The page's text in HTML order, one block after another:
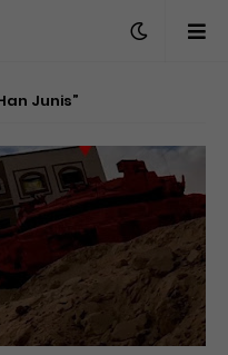
Junis